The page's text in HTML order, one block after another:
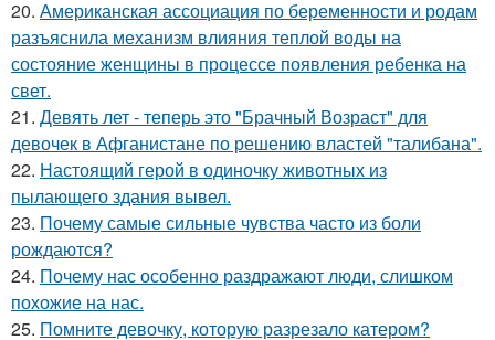
20. Американская ассоциация по беременности и родам
разъяснила механизм влияния теплой воды на
состояние женщины в процессе появления ребенка на
свет.
21. Девять лет - теперь это "Брачный Возраст" для
девочек в Афганистане по решению властей "талибана".
22. Настоящий герой в одиночку животных из
пылающего здания вывел.
23. Почему самые сильные чувства часто из боли
рождаются?
24. Почему нас особенно раздражают люди, слишком
похожие на нас.
25. Помните девочку, которую разрезало катером?